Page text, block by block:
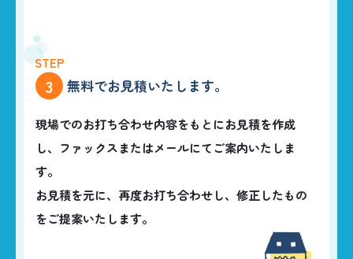
3 無料でお見積いたします。
現場でのお打ち合わせ内容をもとにお見積を作成
し、ファックスまたはメールにてご案内いたしま
す。
お見積を元に、再度お打ち合わせし、修正したもの
をご提案いたします。